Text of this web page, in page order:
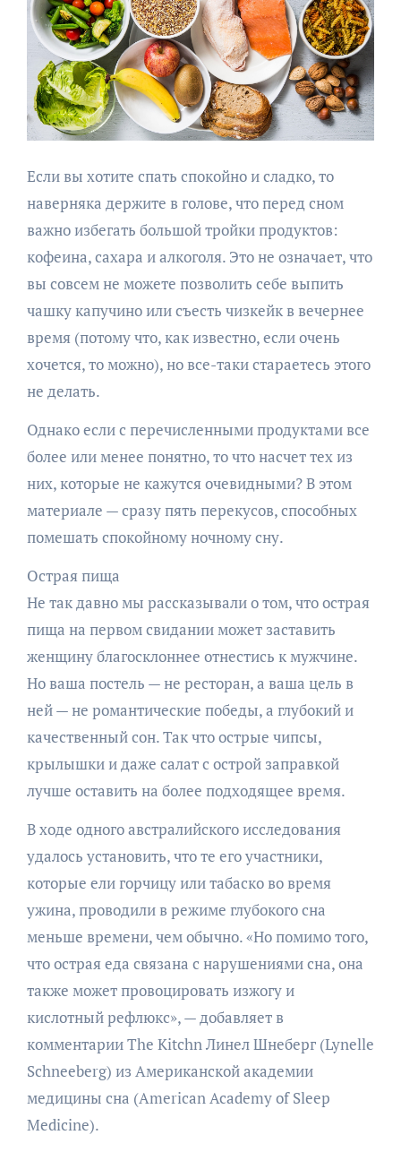
Если вы хотите спать спокойно и сладко, то
наверняка держите в голове, что перед сном
важно избегать большой тройки продуктов:
кофеина, сахара и алкоголя. Это не означает, что
вы совсем не можете позволить себе выпить
чашку капучино или съесть чизкейк в вечернее
время (потому что, как известно, если очень
хочется, то можно), но все-таки стараетесь этого
не делать.
Однако если с перечисленными продуктами все
более или менее понятно, то что насчет тех из
них, которые не кажутся очевидными? В этом
материале — сразу пять перекусов, способных
помешать спокойному ночному сну.
Острая пища
Не так давно мы рассказывали о том, что острая
пища на первом свидании может заставить
женщину благосклоннее отнестись к мужчине.
Но ваша постель — не ресторан, а ваша цель в
ней — не романтические победы, а глубокий и
качественный сон. Так что острые чипсы,
крылышки и даже салат с острой заправкой
лучше оставить на более подходящее время.
В ходе одного австралийского исследования
удалось установить, что те его участники,
которые ели горчицу или табаско во время
ужина, проводили в режиме глубокого сна
меньше времени, чем обычно. «Но помимо того,
что острая еда связана с нарушениями сна, она
также может провоцировать изжогу и
кислотный рефлюкс», — добавляет в
комментарии The Kitchn Линел Шнеберг (Lynelle
Schneeberg) из Американской академии
медицины сна (American Academy of Sleep
Medicine).